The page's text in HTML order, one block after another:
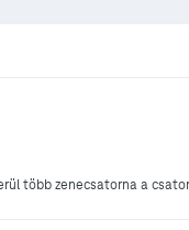
több zenecsatorna a